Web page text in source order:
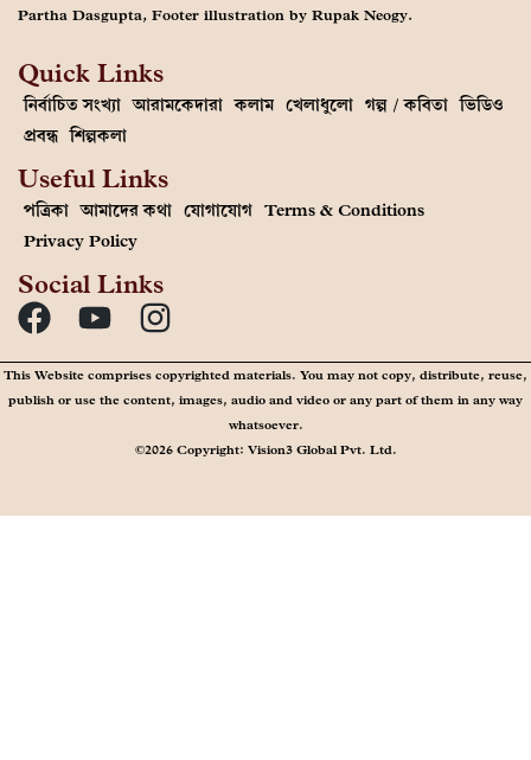
Partha Dasgupta, Footer illustration by Rupak Neogy.
Quick Links
নির্বাচিত সংখ্যা আরামকেদারা কলাম খেলাধুলো গল্প / কবিতা ভিডিও
প্রবন্ধ শিল্পকলা
Useful Links
পত্রিকা আমাদের কথা যোগাযোগ Terms & Conditions
Privacy Policy
Social Links
This Website comprises copyrighted materials. You may not copy, distribute, reuse,
publish or use the content, images, audio and video or any part of them in any way
whatsoever.
©2026 Copyright: Vision3 Global Pvt. Ltd.